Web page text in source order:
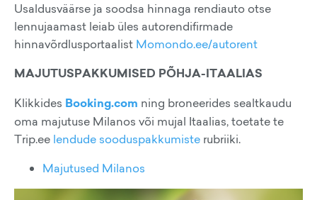
Usaldusväärse ja soodsa hinnaga rendiauto otse
lennujaamast leiab üles autorendifirmade
hinnavõrdlusportaalist Momondo.ee/autorent
MAJUTUSPAKKUMISED PÕHJA-ITAALIAS
Klikkides Booking.com ning broneerides sealtkaudu
oma majutuse Milanos või mujal Itaalias, toetate te
Trip.ee lendude sooduspakkumiste rubriiki.
Majutused Milanos